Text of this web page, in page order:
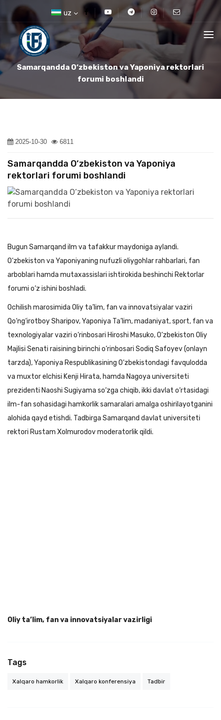
uz
Samarqandda O‘zbekiston va Yaponiya rektorlari
forumi boshlandi
2025-10-30 6811
Samarqandda O‘zbekiston va Yaponiya
rektorlari forumi boshlandi
Bugun Samarqand ilm va tafakkur maydoniga aylandi.
O‘zbekiston va Yaponiyaning nufuzli oliygohlar rahbarlari, fan
arboblari hamda mutaxassislari ishtirokida beshinchi Rektorlar
forumi o‘z ishini boshladi.
Ochilish marosimida Oliy ta’lim, fan va innovatsiyalar vaziri
Qo‘ng‘irotboy Sharipov, Yaponiya Ta’lim, madaniyat, sport, fan va
texnologiyalar vaziri o‘rinbosari Hiroshi Masuko, O‘zbekiston Oliy
Majlisi Senati raisining birinchi o‘rinbosari Sodiq Safoyev (onlayn
tarzda), Yaponiya Respublikasining O‘zbekistondagi favqulodda
va muxtor elchisi Kenji Hirata, hamda Nagoya universiteti
prezidenti Naoshi Sugiyama so‘zga chiqib, ikki davlat o‘rtasidagi
ilm-fan sohasidagi hamkorlik samaralari amalga oshirilayotganini
alohida qayd etishdi. Tadbirga Samarqand davlat universiteti
rektori Rustam Xolmurodov moderatorlik qildi.
Oliy ta’lim, fan va innovatsiyalar vazirligi
Tags
Xalqaro hamkorlik Xalqaro konferensiya Tadbir